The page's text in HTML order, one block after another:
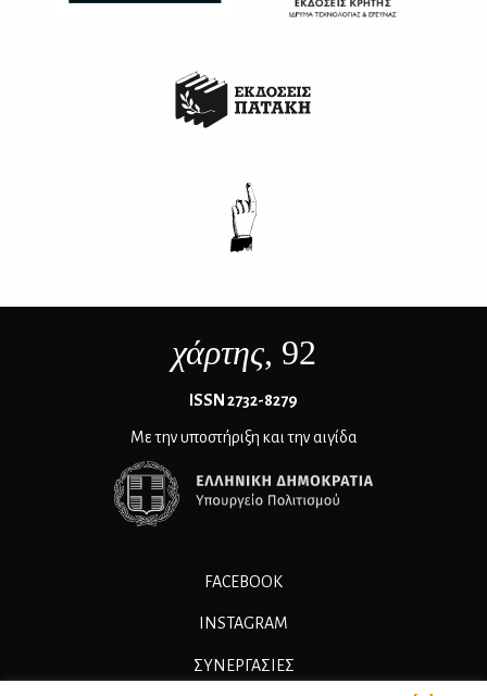
χάρτης, 92
ΙSSN 2732-8279
Με την υποστήριξη και την αιγίδα
FACEBOOK
INSTAGRAM
ΣΥΝΕΡΓΑΣΊΕΣ